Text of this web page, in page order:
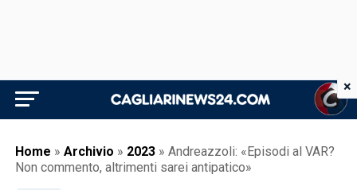
Home » Archivio » 2023 » Andreazzoli: «Episodi al VAR?
Non commento, altrimenti sarei antipatico»
×